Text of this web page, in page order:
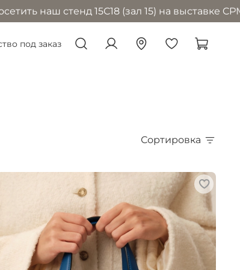
15С18 (зал 15) на выставке CPM в
под заказ
Сортировка